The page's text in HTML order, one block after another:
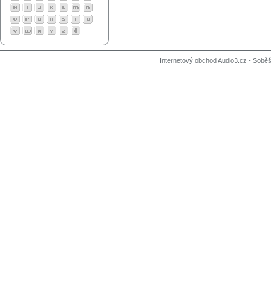
Internetový obchod Audio3.cz -